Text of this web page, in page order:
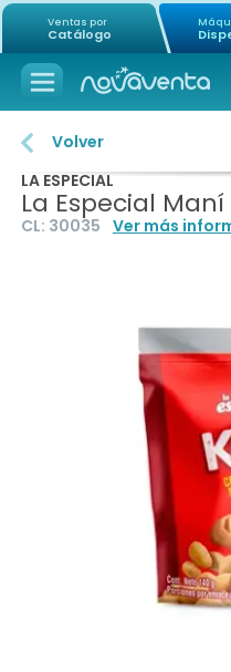
Ventas por
Catálogo
Volver
LA ESPECIAL
La Especial Maní
CL: 30035 Ver más